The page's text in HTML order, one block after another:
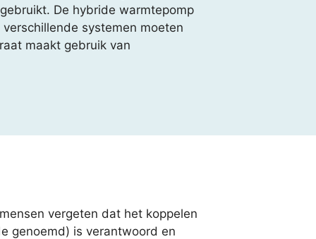
De hybride warmtepomp
systemen moeten
maakt gebruik van
vergeten dat het koppelen
genoemd) is verantwoord en